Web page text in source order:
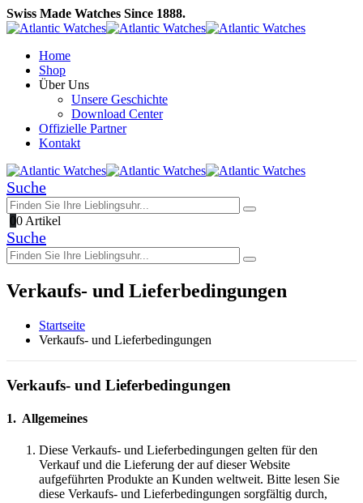
Swiss Made Watches Since 1888.
Home
Shop
Über Uns
Unsere Geschichte
Download Center
Offizielle Partner
Kontakt
Suche
00 Artikel
Suche
Verkaufs- und Lieferbedingungen
Startseite
Verkaufs- und Lieferbedingungen
Verkaufs- und Lieferbedingungen
1. Allgemeines
Diese Verkaufs- und Lieferbedingungen gelten für den
Verkauf und die Lieferung der auf dieser Website
aufgeführten Produkte an Kunden weltweit. Bitte lesen Sie
diese Verkaufs- und Lieferbedingungen sorgfältig durch,